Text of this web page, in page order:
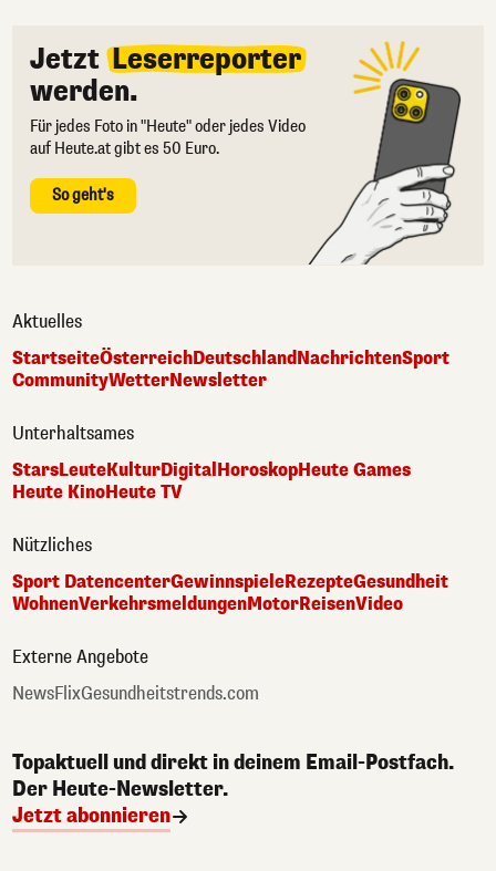
Jetzt Leserreporter
werden.
Für jedes Foto in "Heute" oder jedes Video
auf Heute.at gibt es 50 Euro.
So geht's
Aktuelles
StartseiteÖsterreichDeutschlandNachrichtenSport
CommunityWetterNewsletter
Unterhaltsames
StarsLeuteKulturDigitalHoroskopHeute Games
Heute KinoHeute TV
Nützliches
Sport DatencenterGewinnspieleRezepteGesundheit
WohnenVerkehrsmeldungenMotorReisenVideo
Externe Angebote
NewsFlixGesundheitstrends.com
Topaktuell und direkt in deinem Email-Postfach.
Der Heute-Newsletter.
Jetzt abonnieren